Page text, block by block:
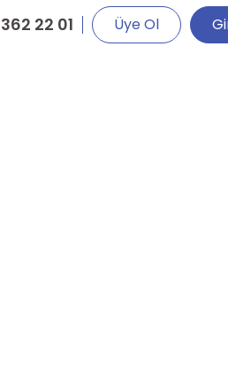
22 01 Üye Ol